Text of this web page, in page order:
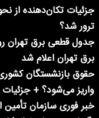
جزئیات تکان‌دهنده از
ترور شد؟
برق تهران اعلام شد
واریز می‌شود؟ + جزئیات
خبر فوری سازمان